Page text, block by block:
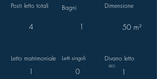
Posti letto totali
4
Bagni
1
Dimensione
50 m²
Letto matrimoniale Letti singoli Divano letto
1 0
BED
1